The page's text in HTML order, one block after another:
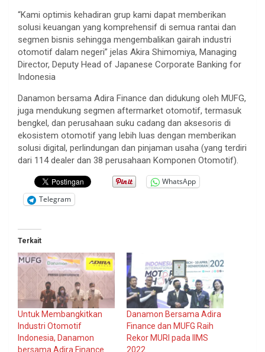
“Kami optimis kehadiran grup kami dapat memberikan
solusi keuangan yang komprehensif di semua rantai dan
segmen bisnis sehingga mengembalikan gairah industri
otomotif dalam negeri” jelas Akira Shimomiya, Managing
Director, Deputy Head of Japanese Corporate Banking for
Indonesia
Danamon bersama Adira Finance dan didukung oleh MUFG,
juga mendukung segmen aftermarket otomotif, termasuk
bengkel, dan perusahaan suku cadang dan aksesoris di
ekosistem otomotif yang lebih luas dengan memberikan
solusi digital, perlindungan dan pinjaman usaha (yang terdiri
dari 114 dealer dan 38 perusahaan Komponen Otomotif).
WhatsApp
Telegram
Terkait
Untuk Membangkitkan
Industri Otomotif
Indonesia, Danamon
bersama Adira Finance
Danamon Bersama Adira
Finance dan MUFG Raih
Rekor MURI pada IIMS
2022